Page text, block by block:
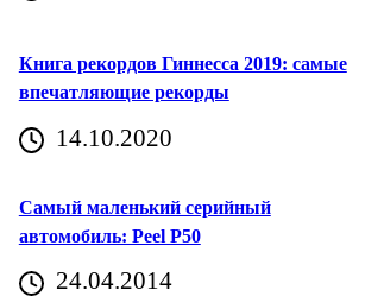
Книга рекордов Гиннесса 2019: самые
впечатляющие рекорды
14.10.2020
Самый маленький серийный
автомобиль: Peel P50
24.04.2014